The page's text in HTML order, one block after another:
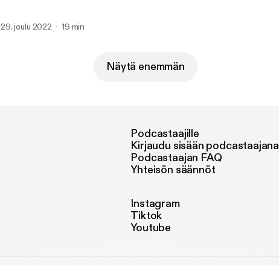
29. joulu 2022 19 min
Näytä enemmän
Podcastaajille
Kirjaudu sisään podcastaajana
Podcastaajan FAQ
Yhteisön säännöt
Instagram
Tiktok
Youtube